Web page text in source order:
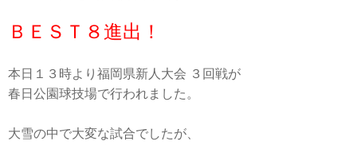
ＢＥＳＴ８進出！️
本日１３時より福岡県新人大会 ３回戦が
春日公園球技場で行われました。
大雪の中で大変な試合でしたが、